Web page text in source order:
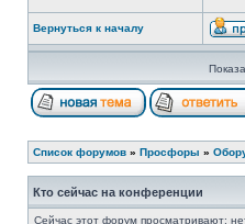
Вернуться к началу
Список форумов » Просфоры »
Кто сейчас на конференции
Сейчас этот форум просматривают: